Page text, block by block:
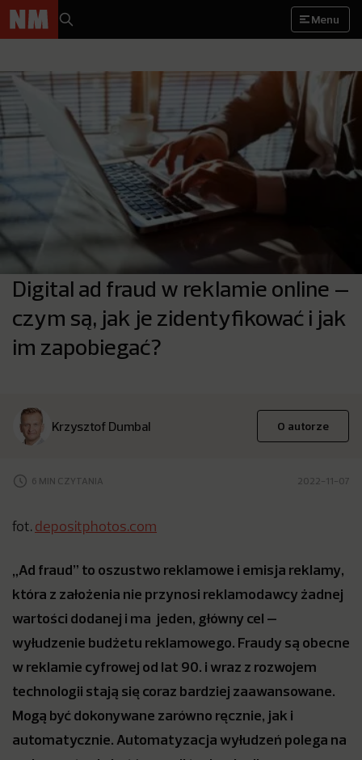
Menu
Digital ad fraud w reklamie online –
czym są, jak je zidentyfikować i jak
im zapobiegać?
Krzysztof Dumbal O autorze
6 MIN CZYTANIA 2022-11-07
fot. depositphotos.com
„Ad fraud” to oszustwo reklamowe i emisja reklamy,
która z założenia nie przynosi reklamodawcy żadnej
wartości dodanej i ma jeden, główny cel –
wyłudzenie budżetu reklamowego. Fraudy są obecne
w reklamie cyfrowej od lat 90. i wraz z rozwojem
technologii stają się coraz bardziej zaawansowane.
Mogą być dokonywane zarówno ręcznie, jak i
automatycznie. Automatyzacja wyłudzeń polega na